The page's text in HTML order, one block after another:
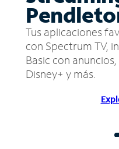
Tus aplicaciones
con Spectrum TV,
Basic con anuncios,
Disney+ y más.